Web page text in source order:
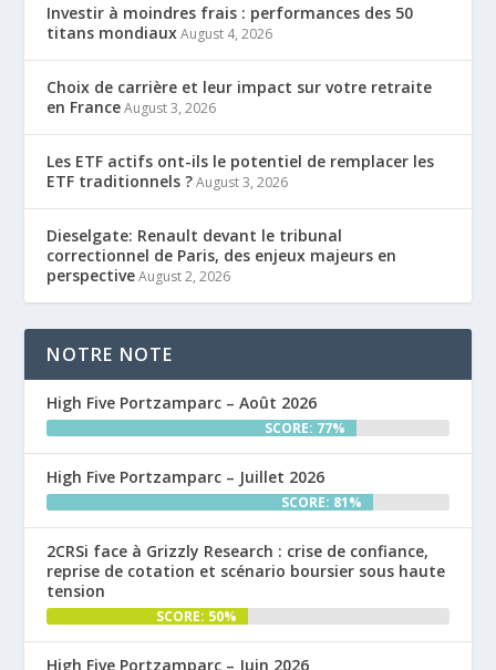
Investir à moindres frais : performances des 50
titans mondiaux August 4, 2026
Choix de carrière et leur impact sur votre retraite
en France August 3, 2026
Les ETF actifs ont-ils le potentiel de remplacer les
ETF traditionnels ? August 3, 2026
Dieselgate: Renault devant le tribunal
correctionnel de Paris, des enjeux majeurs en
perspective August 2, 2026
NOTRE NOTE
High Five Portzamparc – Août 2026
SCORE: 77%
High Five Portzamparc – Juillet 2026
SCORE: 81%
2CRSi face à Grizzly Research : crise de confiance,
reprise de cotation et scénario boursier sous haute
tension
SCORE: 50%
High Five Portzamparc – Juin 2026